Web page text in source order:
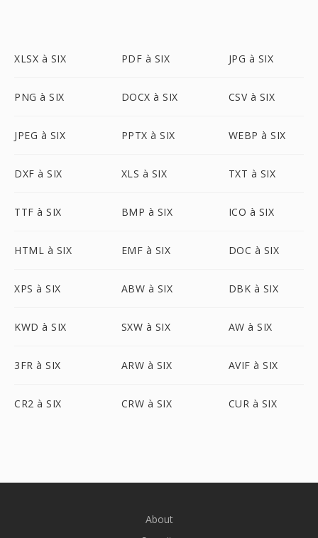
XLSX à SIX PDF à SIX JPG à SIX
PNG à SIX DOCX à SIX CSV à SIX
JPEG à SIX PPTX à SIX WEBP à SIX
DXF à SIX XLS à SIX TXT à SIX
TTF à SIX BMP à SIX ICO à SIX
HTML à SIX EMF à SIX DOC à SIX
XPS à SIX ABW à SIX DBK à SIX
KWD à SIX SXW à SIX AW à SIX
3FR à SIX ARW à SIX AVIF à SIX
CR2 à SIX CRW à SIX CUR à SIX
About